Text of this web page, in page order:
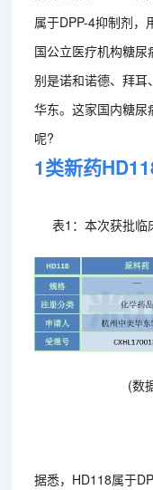
属于DPP-4抑制剂，
国公立医疗机构糖
别是诺和诺德、拜
华东。这家国内糖
呢?
1类新药
表1：本次获批临
(数
据悉，HD118属于